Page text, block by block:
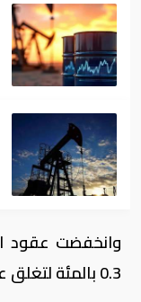
0.3 بالمئة لتغلق عند 50.42 دولار للبرميل.